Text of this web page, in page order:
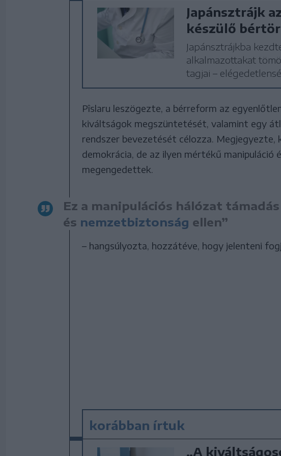
Japánsztrájk
készülő
Japánsztrájkba
alkalmazottakat
tagjai –
Pîslaru leszögezte, a bérreform az
kiváltságok megszüntetését, valamint egy
rendszer bevezetését célozza.
demokrácia, de az ilyen mértékű manipuláció
megengedettek.
Ez a manipulációs hálózat
és nemzetbiztonság ellen”
– hangsúlyozta, hozzátéve, hogy jelenteni
korábban írtuk
„A